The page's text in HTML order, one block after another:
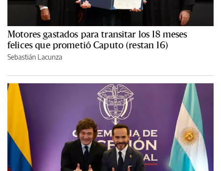
Motores gastados para transitar los 18 meses
felices que prometió Caputo (restan 16)
Sebastián Lacunza